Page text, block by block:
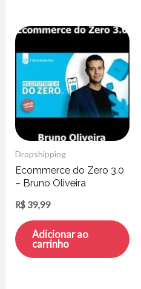
Dropshipping
Ecommerce do Zero 3.0
– Bruno Oliveira
R$ 39,99
Adicionar ao
carrinho